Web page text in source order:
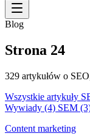
Blog
Strona 24
329 artykułów o
Wszystkie artykuły
Wywiady (4) SEM
Content marketing